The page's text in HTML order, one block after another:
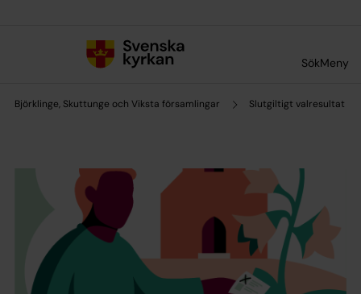
SökMeny
Björklinge, Skuttunge och Viksta församlingar Slutgiltigt valresultat